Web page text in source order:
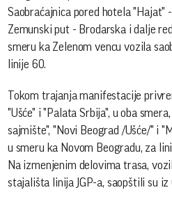
Saobraćajnica pored hotela "Hajat"
Zemunski put - Brodarska i dalje
smeru ka Zelenom vencu vozila
linije 60.
Tokom trajanja manifestacije
"Ušće" i "Palata Srbija", u oba
sajmište", "Novi Beograd /Ušće/" i
u smeru ka Novom Beogradu, za
Na izmenjenim delovima trasa,
stajališta linija JGP-a, saopštili su iz